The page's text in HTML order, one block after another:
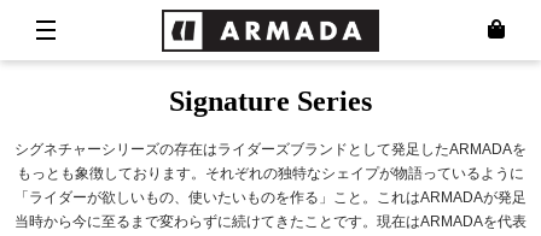
Signature Series
シグネチャーシリーズの存在はライダーズブランドとして発足したARMADAを
もっとも象徴しております。それぞれの独特なシェイプが物語っているように
「ライダーが欲しいもの、使いたいものを作る」こと。これはARMADAが発足
当時から今に至るまで変わらずに続けてきたことです。現在はARMADAを代表